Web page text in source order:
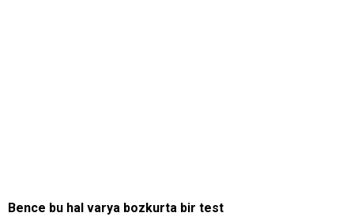
Bence bu hal varya bozkurta bir test